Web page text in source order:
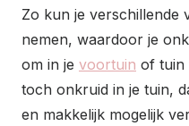
Zo kun je verschillende
nemen, waardoor je
om in je voortuin of tuin
toch onkruid in je tuin,
en makkelijk mogelijk